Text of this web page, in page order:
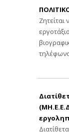
Ζητείται